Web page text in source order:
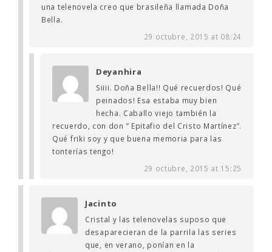
una telenovela creo que brasileña llamada Doña
Bella.
29 octubre, 2015 at 08:24
Deyanhira
Siiii. Doña Bella!! Qué recuerdos! Qué
peinados! Esa estaba muy bien
hecha. Caballo viejo también la
recuerdo, con don ” Epitafio del Cristo Martínez”.
Qué friki soy y que buena memoria para las
tonterías tengo!
29 octubre, 2015 at 15:25
Jacinto
Cristal y las telenovelas suposo que
desaparecieran de la parrila las series
que, en verano, ponían en la